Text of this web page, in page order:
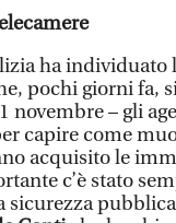
ha individuato
pochi giorni fa,
novembre – gli
capire come
acquisito le
c’è stato
sicurezza